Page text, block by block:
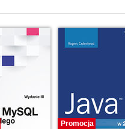
Promocja